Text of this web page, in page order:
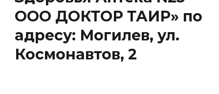
ООО ДОКТОР ТАИР» по
адресу: Могилев, ул.
Космонавтов, 2